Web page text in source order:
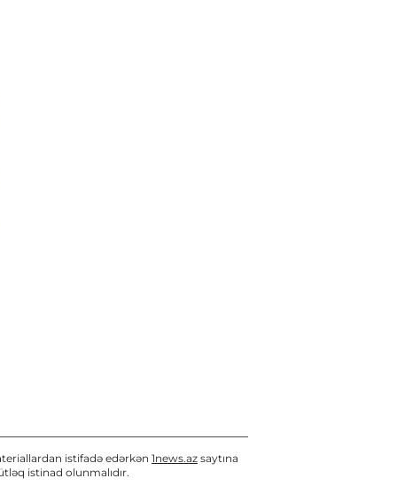
qaytarılıb
Bu gün, 11:05
istifadə edərkən 1news.az saytına
istinad olunmalıdır.